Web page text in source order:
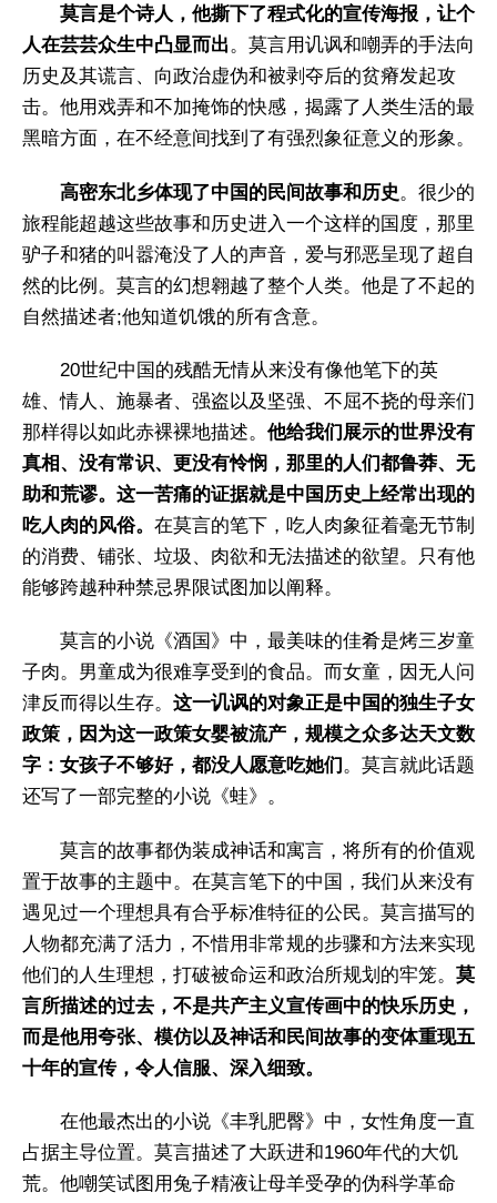
莫言是个诗人，他撕下了程式化的宣传海报，让个
人在芸芸众生中凸显而出。莫言用讥讽和嘲弄的手法向
历史及其谎言、向政治虚伪和被剥夺后的贫瘠发起攻
击。他用戏弄和不加掩饰的快感，揭露了人类生活的最
黑暗方面，在不经意间找到了有强烈象征意义的形象。
高密东北乡体现了中国的民间故事和历史 。很少的
旅程能超越这些故事和历史进入一个这样的国度，那里
驴子和猪的叫嚣淹没了人的声音，爱与邪恶呈现了超自
然的比例。莫言的幻想翱越了整个人类。他是了不起的
自然描述者;他知道饥饿的所有含意。
20世纪中国的残酷无情从来没有像他笔下的英
雄、情人、施暴者、强盗以及坚强、不屈不挠的母亲们
那样得以如此赤裸裸地描述。 他给我们展示的世界没有
真相、没有常识、更没有怜悯，那里的人们都鲁莽、无
助和荒谬。这一苦痛的证据就是中国历史上经常出现的
吃人肉的风俗。 在莫言的笔下，吃人肉象征着毫无节制
的消费、铺张、垃圾、肉欲和无法描述的欲望。只有他
能够跨越种种禁忌界限试图加以阐释。
莫言的小说《酒国》中，最美味的佳肴是烤三岁童
子肉。男童成为很难享受到的食品。而女童，因无人问
津反而得以生存。 这一讥讽的对象正是中国的独生子女
政策，因为这一政策女婴被流产，规模之众多达天文数
字：女孩子不够好，都没人愿意吃她们 。莫言就此话题
还写了一部完整的小说《蛙》。
莫言的故事都伪装成神话和寓言，将所有的价值观
置于故事的主题中。在莫言笔下的中国，我们从来没有
遇见过一个理想具有合乎标准特征的公民。莫言描写的
人物都充满了活力，不惜用非常规的步骤和方法来实现
他们的人生理想，打破被命运和政治所规划的牢笼。 莫
言所描述的过去，不是共产主义宣传画中的快乐历史，
而是他用夸张、模仿以及神话和民间故事的变体重现五
十年的宣传，令人信服、深入细致。
在他最杰出的小说《丰乳肥臀》中，女性角度一直
占据主导位置。莫言描述了大跃进和1960年代的大饥
荒。他嘲笑试图用兔子精液让母羊受孕的伪科学革命